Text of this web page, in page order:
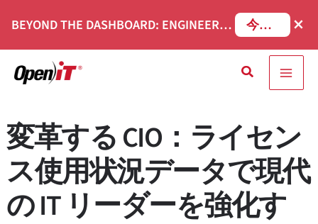
テ
移
動
BEYOND THE DASHBOARD: ENGINEERING SOFTWARE IN SERVICENOW WEBINAR 今すぐ登録 ×
検
変革する CIO：ライセン
ス使用状況データで現代
の IT リーダーを強化す